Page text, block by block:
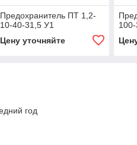
Предохранитель ПТ 1,2-
10-40-31,5 У1
Цену уточняйте
год